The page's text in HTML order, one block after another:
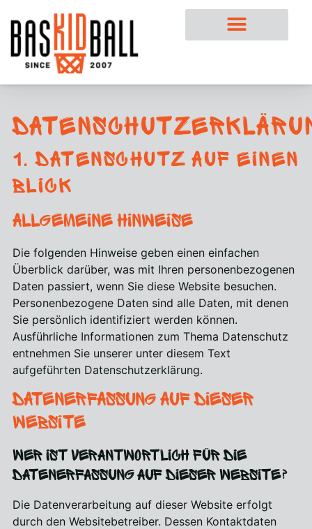
1. Datenschutz auf einen
Blick
Allgemeine Hinweise
Die folgenden Hinweise geben einen einfachen
Überblick darüber, was mit Ihren personenbezogenen
Daten passiert, wenn Sie diese Website besuchen.
Personenbezogene Daten sind alle Daten, mit denen
Sie persönlich identifiziert werden können.
Ausführliche Informationen zum Thema Datenschutz
entnehmen Sie unserer unter diesem Text
aufgeführten Datenschutzerklärung.
Datenerfassung auf dieser
Website
Wer ist verantwortlich für die
Datenerfassung auf dieser Website?
Die Datenverarbeitung auf dieser Website erfolgt
durch den Websitebetreiber. Dessen Kontaktdaten